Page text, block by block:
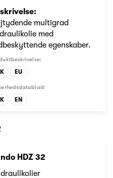
multigrad
med
egenskaber.
EU
EN
HDZ 32